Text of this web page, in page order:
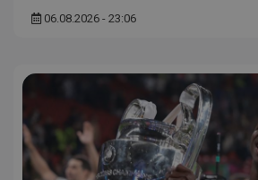
06.08.2026 - 23:06